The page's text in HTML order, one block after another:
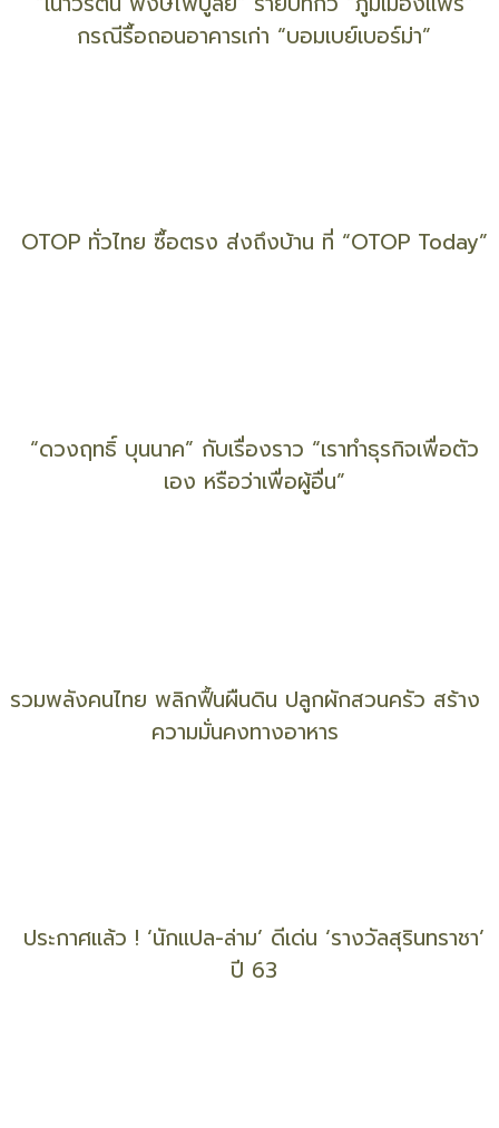
“ดวงฤทธิ์ บุนนาค” กับเรื่องราว “เราทำธุรกิจเพื่อตัว
เอง หรือว่าเพื่อผู้อื่น”